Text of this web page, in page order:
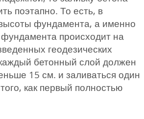
поэтапно. То есть, в
фундамента, а именно
фундамента происходит на
геодезических
бетонный слой должен
15 см. и заливаться один
как первый полностью